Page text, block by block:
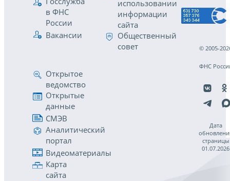
в ФНС
России
Вакансии
использовании
информации
сайта
Общественный
совет
Открытое
ведомство
Открытые
данные
СМЭВ
Аналитический
портал
Видеоматериалы
Карта
сайта
© 2005-
ФНС
Дата
страницы
01.07.2026